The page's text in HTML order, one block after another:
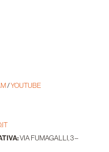
/YOUTUBE
VIA FUMAGALLI, 3 –